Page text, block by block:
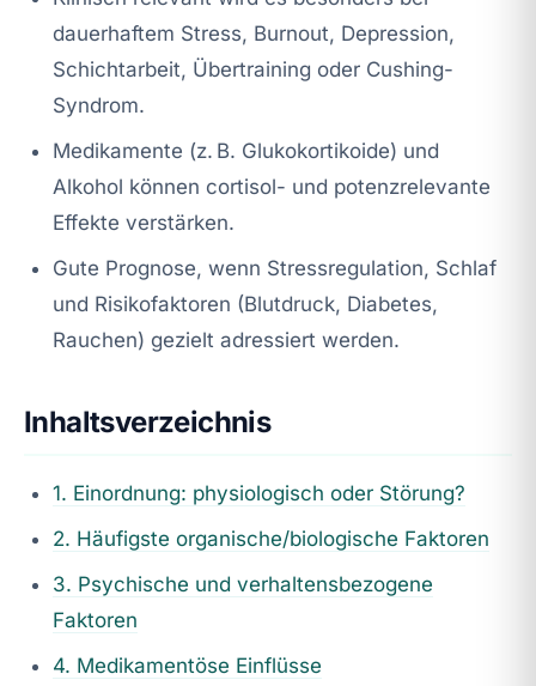
dauerhaftem Stress, Burnout, Depression,
Schichtarbeit, Übertraining oder Cushing-
Syndrom.
Medikamente (z. B. Glukokortikoide) und
Alkohol können cortisol- und potenzrelevante
Effekte verstärken.
Gute Prognose, wenn Stressregulation, Schlaf
und Risikofaktoren (Blutdruck, Diabetes,
Rauchen) gezielt adressiert werden.
Inhaltsverzeichnis
1. Einordnung: physiologisch oder Störung?
2. Häufigste organische/biologische Faktoren
3. Psychische und verhaltensbezogene
Faktoren
4. Medikamentöse Einflüsse